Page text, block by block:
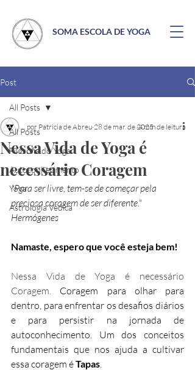
SOMA ESCOLA DE YOGA
Post
All Posts
Filosofia do Yoga
Autoconhecimento
Yoga
Astrologia Védica
All Posts
Nessa Vida de Yoga é
necessário Coragem
por Patricia de Abreu 28 de mar. de 20254 min de leitura
"Para ser livre, tem-se de começar pela
preciosa coragem de ser diferente."
Hermógenes
Namaste, espero que você esteja bem!
Nessa Vida de Yoga é necessário
Coragem. Coragem para olhar para
dentro, para enfrentar os desafios diários
e para persistir na jornada de
autoconhecimento. Um dos conceitos
fundamentais que nos ajuda a cultivar
essa coragem é Tapas.